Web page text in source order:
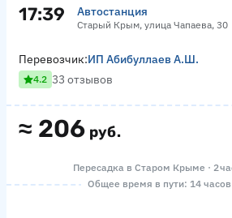
17:39 Автостанция
Старый Крым, улица Чапаева, 30
≈ 206 руб.
Перевозчик:ИП Абибуллаев А.Ш.
4.2 33 отзывов
Пересадка в Старом Крыме · 2
Общее время в пути: 14